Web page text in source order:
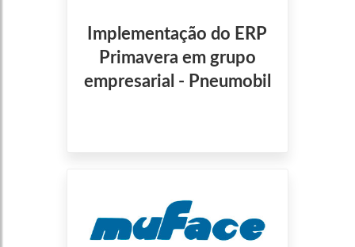
Implementação do ERP
Primavera em grupo
empresarial - Pneumobil